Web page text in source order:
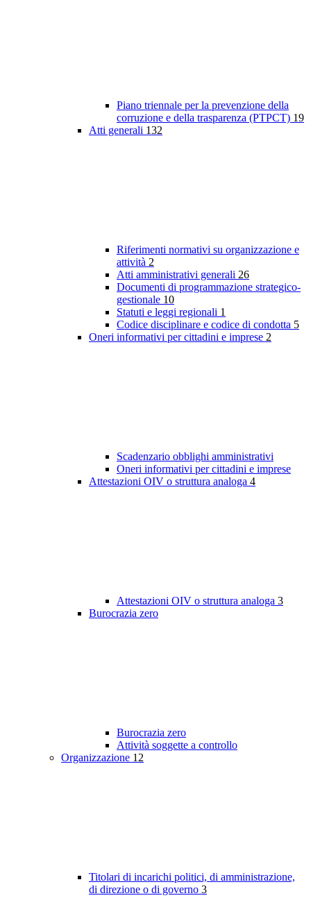
Piano triennale per la prevenzione della
corruzione e della trasparenza (PTPCT) 19
Atti generali 132
Riferimenti normativi su organizzazione e
attività 2
Atti amministrativi generali 26
Documenti di programmazione strategico-
gestionale 10
Statuti e leggi regionali 1
Codice disciplinare e codice di condotta 5
Oneri informativi per cittadini e imprese 2
Scadenzario obblighi amministrativi
Oneri informativi per cittadini e imprese
Attestazioni OIV o struttura analoga 4
Attestazioni OIV o struttura analoga 3
Burocrazia zero
Burocrazia zero
Attività soggette a controllo
Organizzazione 12
Titolari di incarichi politici, di amministrazione,
di direzione o di governo 3